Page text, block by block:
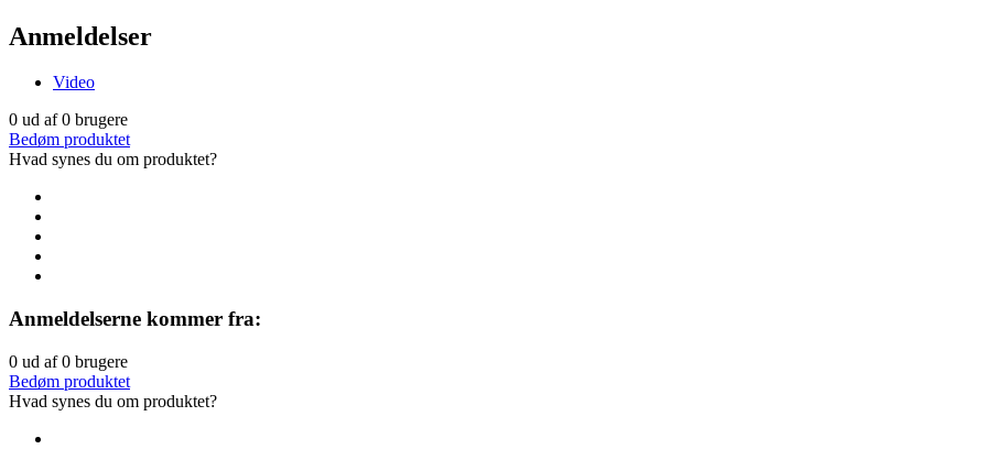
Anmeldelser
Video
0 ud af0 brugere
Bedøm produktet
Hvad synes du om produktet?
Anmeldelserne kommer fra:
0 ud af0 brugere
Bedøm produktet
Hvad synes du om produktet?